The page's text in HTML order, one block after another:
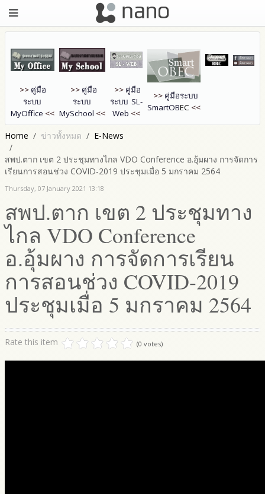
>> คู่มือ
ระบบ
MyOffice <<
>> คู่มือ
ระบบ
MySchool <<
>> คู่มือ
ระบบ SL-
Web <<
>> คู่มือระบบ
SmartOBEC <<
Home ข่าวทั้งหมด E-News
สพป.ตาก เขต 2 ประชุมทางไกล VDO Conference อ.อุ้มผาง การจัดการ
เรียนการสอนช่วง COVID-2019 ประชุมเมื่อ 5 มกราคม 2564
Thursday, 07 January 2021 13:18
สพป.ตาก เขต 2 ประชุมทาง
ไกล VDO Conference
อ.อุ้มผาง การจัดการเรียน
การสอนช่วง COVID-2019
ประชุมเมื่อ 5 มกราคม 2564
Rate this item (0 votes)